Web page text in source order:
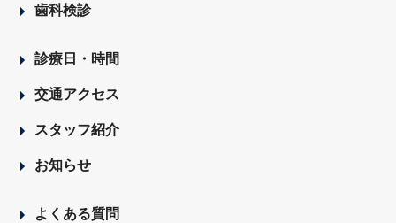
歯科検診
診療日・時間
交通アクセス
スタッフ紹介
お知らせ
よくある質問